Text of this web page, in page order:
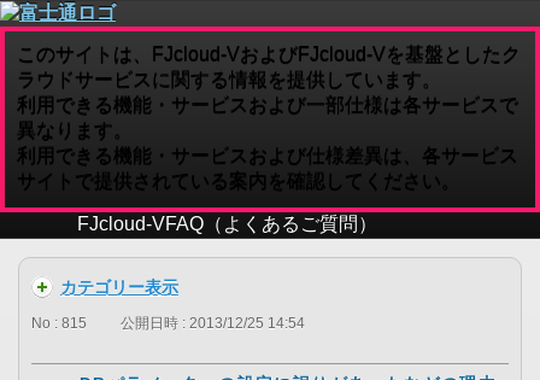
このサイトは、FJcloud-VおよびFJcloud-Vを基盤としたク
ラウドサービスに関する情報を提供しています。
利用できる機能・サービスおよび一部仕様は各サービスで
異なります。
利用できる機能・サービスおよび仕様差異は、各サービス
サイトで提供されている案内を確認してください。
FJcloud-VFAQ（よくあるご質問）
カテゴリー表示
No : 815 公開日時 : 2013/12/25 14:54